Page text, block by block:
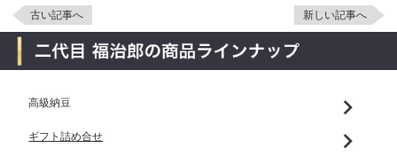
古い記事へ 新しい記事へ
高級納豆
ギフト詰め合せ